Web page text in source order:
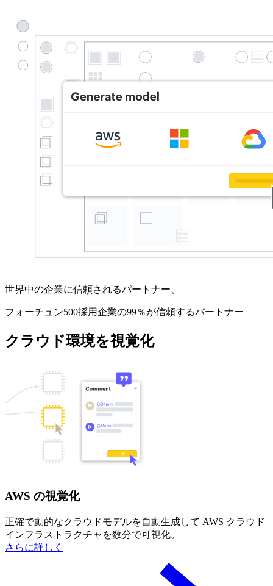
世界中の企業に信頼されるパートナー、
フォーチュン500採用企業の99％が信頼するパートナー
クラウド環境を視覚化
AWS の視覚化
正確で動的なクラウドモデルを自動生成して AWS クラウド
インフラストラクチャを数分で可視化。
さらに詳しく